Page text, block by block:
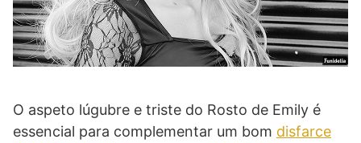
O aspeto lúgubre e triste do Rosto de Emily é
essencial para complementar um bom disfarce